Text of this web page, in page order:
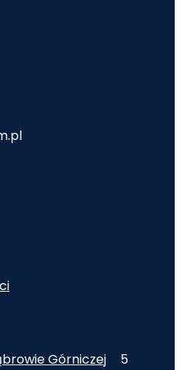
Górniczej
5